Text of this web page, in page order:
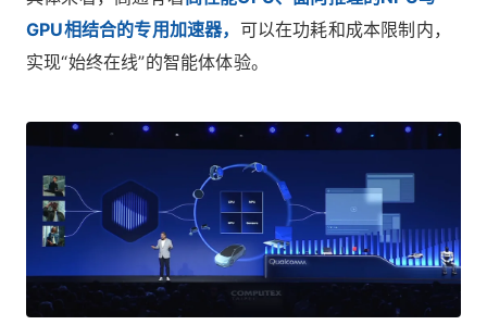
GPU相结合的专用加速器， 可以在功耗和成本限制内，
实现“始终在线”的智能体体验。